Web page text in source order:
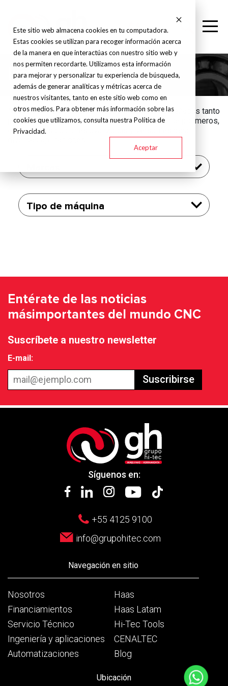
Este sitio web almacena cookies en tu computadora.
Estas cookies se utilizan para recoger información acerca
de la manera en que interactúas con nuestro sitio web y
nos permiten recordarte. Utilizamos esta información
para mejorar y personalizar tu experiencia de búsqueda,
además de generar analíticas y métricas acerca de
nuestros visitantes, tanto en este sitio web como en
otros medios. Para obtener más información sobre las
cookies que utilizamos, consulta nuestra Política de
Privacidad.
Aceptar
Impresora 3D
Nuestras impresoras 3D industriales están diseñadas tanto
para la fabricación de piezas metálicas como de polímeros,
ofreciendo soluciones avanzadas y versátiles para
Tipo de máquina
Entérate de las noticias
másimportantes del mundo CNC
Suscríbete a nuestro newsletter
E-mail:
Suscribirse
Síguenos en:
+55 4125 9100
info@grupohitec.com
Navegación en sitio
Nosotros
Financiamientos
Servicio Técnico
Ingeniería y aplicaciones
Automatizaciones
Haas
Haas Latam
Hi-Tec Tools
CENALTEC
Blog
Ubicación